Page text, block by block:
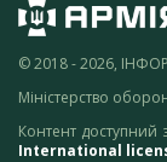
© 2018 - 2026,
Міністерство
Контент доступний
International